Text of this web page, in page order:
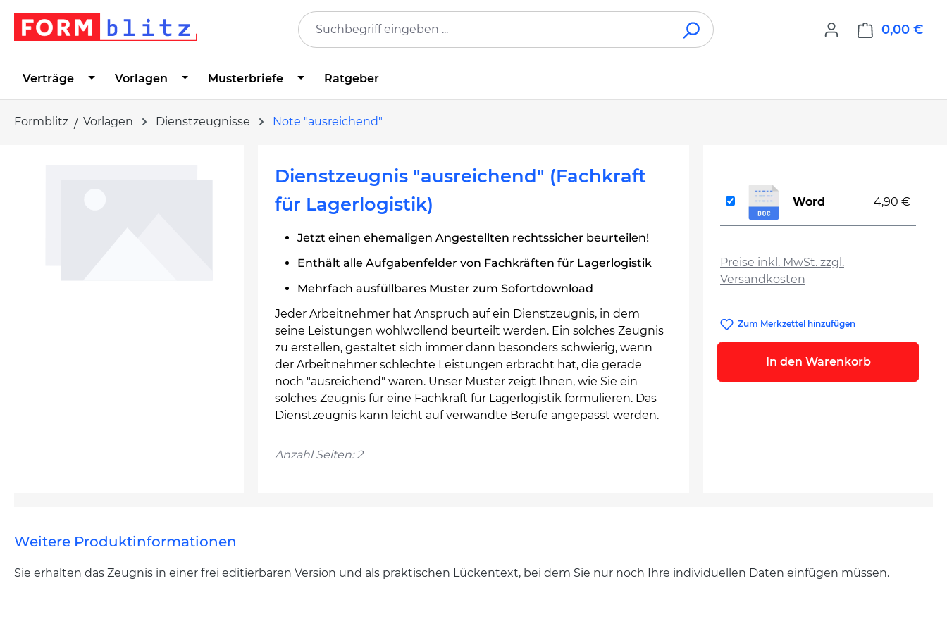
Zur Hauptnavigation springen
0,00 €
Verträge Vorlagen Musterbriefe Ratgeber
Formblitz Vorlagen Dienstzeugnisse Note "ausreichend"
Dienstzeugnis "ausreichend" (Fachkraft
für Lagerlogistik)
Jetzt einen ehemaligen Angestellten rechtssicher beurteilen!
Enthält alle Aufgabenfelder von Fachkräften für Lagerlogistik
Mehrfach ausfüllbares Muster zum Sofortdownload
Jeder Arbeitnehmer hat Anspruch auf ein Dienstzeugnis, in dem
seine Leistungen wohlwollend beurteilt werden. Ein solches Zeugnis
zu erstellen, gestaltet sich immer dann besonders schwierig, wenn
der Arbeitnehmer schlechte Leistungen erbracht hat, die gerade
noch "ausreichend" waren. Unser Muster zeigt Ihnen, wie Sie ein
solches Zeugnis für eine Fachkraft für Lagerlogistik formulieren. Das
Dienstzeugnis kann leicht auf verwandte Berufe angepasst werden.
Anzahl Seiten: 2
Preise inkl. MwSt. zzgl.
Versandkosten
Word 4,90 €
Zum Merkzettel hinzufügen
In den Warenkorb
Weitere Produktinformationen
Sie erhalten das Zeugnis in einer frei editierbaren Version und als praktischen Lückentext, bei dem Sie nur noch Ihre individuellen Daten einfügen müssen.